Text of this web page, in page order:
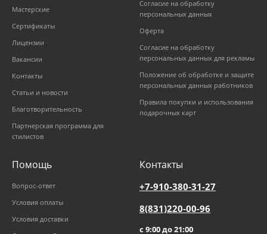
Мастерские
Сертификаты
Лицензии
Вакансии
Контакты
Статьи и новости
Благотворительность
Партнерская программа для
стилистов
Согласие на обработку
персональных данных
Оферта
Согласие на обработку
персональных данных для рекламы
Положение об обработке и защите
персональных данных работников
Правила покупки и использования
подарочных карт
Помощь
Вопрос-ответ
Условия оплаты
Условия доставки
Контакты
+7-910-380-31-27
8(831)220-00-96
с 9:00 до 21:00